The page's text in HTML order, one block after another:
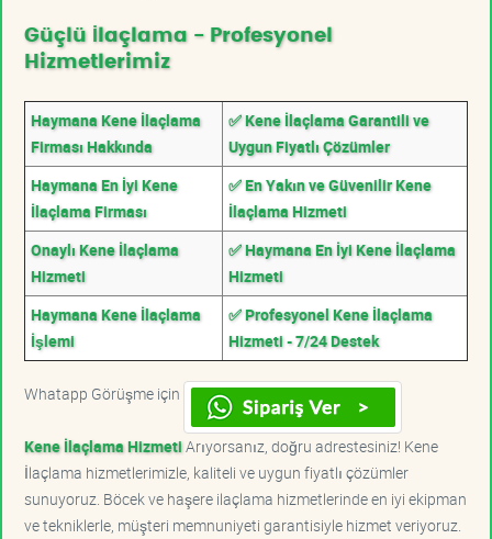
Güçlü İlaçlama - Profesyonel
Hizmetlerimiz
Haymana Kene İlaçlama
Firması Hakkında
✅ Kene İlaçlama Garantili ve
Uygun Fiyatlı Çözümler
Haymana En İyi Kene
İlaçlama Firması
✅ En Yakın ve Güvenilir Kene
İlaçlama Hizmeti
Onaylı Kene İlaçlama
Hizmeti
✅ Haymana En İyi Kene İlaçlama
Hizmeti
Haymana Kene İlaçlama
İşlemi
✅ Profesyonel Kene İlaçlama
Hizmeti - 7/24 Destek
Whatapp Görüşme için
Kene İlaçlama HizmetiArıyorsanız, doğru adrestesiniz! Kene
İlaçlama hizmetlerimizle, kaliteli ve uygun fiyatlı çözümler
sunuyoruz. Böcek ve haşere ilaçlama hizmetlerinde en iyi ekipman
ve tekniklerle, müşteri memnuniyeti garantisiyle hizmet veriyoruz.